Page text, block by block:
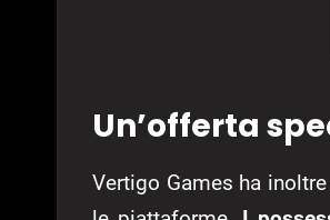
Un’offerta
Vertigo Games ha